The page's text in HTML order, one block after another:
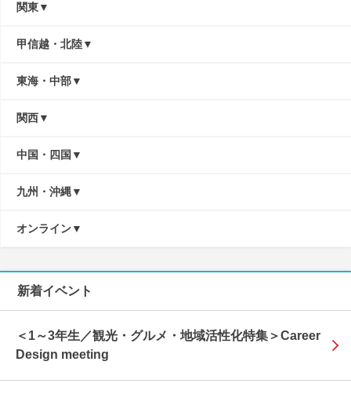
関東
甲信越・北陸
東海・中部
関西
中国・四国
九州・沖縄
オンライン
新着イベント
＜1～3年生／観光・グルメ・地域活性化特集＞Career
Design meeting